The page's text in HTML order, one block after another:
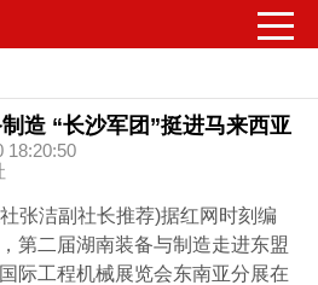
造 “长沙军团”挺进马来西亚
18:20:50
洁副社长推荐)据红网时刻编
第二届湖南装备与制造走进东盟
际工程机械展览会东南亚分展在